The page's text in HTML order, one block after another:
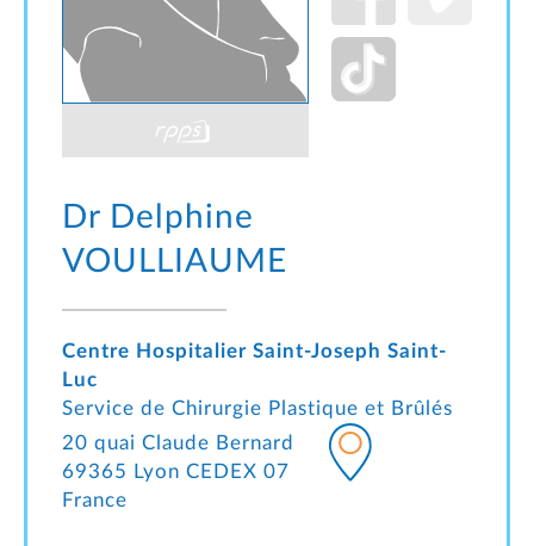
Dr Delphine
VOULLIAUME
Centre Hospitalier Saint-Joseph Saint-
Luc
Service de Chirurgie Plastique et Brûlés
20 quai Claude Bernard
69365 Lyon CEDEX 07
France